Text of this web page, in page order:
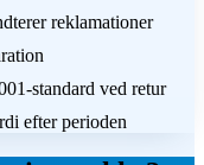
reklamationer
standard ved retur
efter perioden